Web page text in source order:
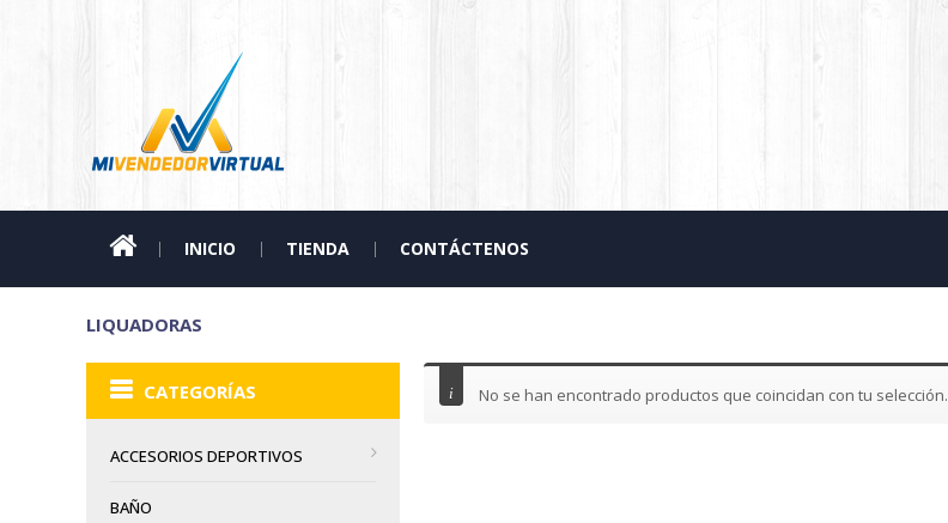
INICIO TIENDA CONTÁCTENOS
LIQUADORAS
No se han encontrado productos que coincidan con tu selección.
CATEGORÍAS
ACCESORIOS DEPORTIVOS
BAÑO